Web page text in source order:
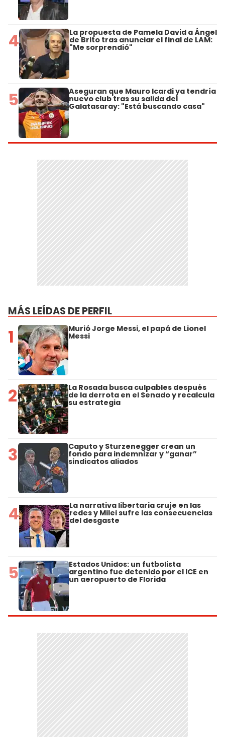
4 La propuesta de Pamela David a Ángel
de Brito tras anunciar el final de LAM:
"Me sorprendió"
5 Aseguran que Mauro Icardi ya tendría
nuevo club tras su salida del
Galatasaray: "Está buscando casa"
MÁS LEÍDAS DE PERFIL
1 Murió Jorge Messi, el papá de Lionel
Messi
2 La Rosada busca culpables después
de la derrota en el Senado y recalcula
su estrategia
3 Caputo y Sturzenegger crean un
fondo para indemnizar y “ganar”
sindicatos aliados
4 La narrativa libertaria cruje en las
redes y Milei sufre las consecuencias
del desgaste
5 Estados Unidos: un futbolista
argentino fue detenido por el ICE en
un aeropuerto de Florida